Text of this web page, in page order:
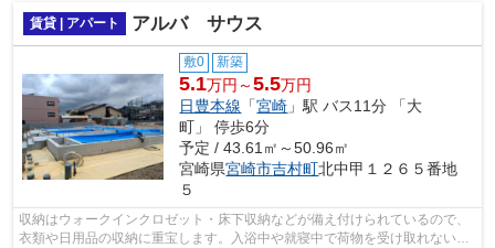
賃貸 | アパート アルバ サウス
敷0 新築
5.1万円～5.5万円
日豊本線 「宮崎 」駅 バス11分 「大
町」 停歩6分
予定 / 43.61㎡～50.96㎡
宮崎県宮崎市吉村町北中甲１２６５番地
５
収納はウォークインクロゼット・床下収納などが備え付けられているので、
衣類や日用品の収納に重宝します。入浴中や就寝中で荷物を受け取れない場